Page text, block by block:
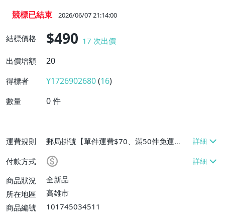
競標已結束 2026/06/07 21:14:00
結標價格 $490 17 次出價
出價增額
20
得標者 Y1726902680(16)
數量 0件
運費規則
郵局掛號【單件運費$70、滿50件免運
費】、面交/自取/不寄送【免運費】
付款方式
商品狀況
全新品
所在地區
高雄市
商品編號
101745034511